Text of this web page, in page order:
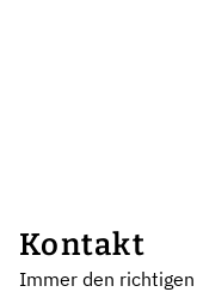
Kontakt
Immer den